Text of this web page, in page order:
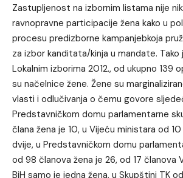
Zastupljenost na izbornim listama nije
ravnopravne participacije žena kako u
procesu predizborne kampanjebkoja
za izbor kanditata/kinja u mandate. Tako
Lokalnim izborima 2012., od ukupno 139
su načelnice žene. Žene su
vlasti i odlučivanja o čemu govore
Predstavničkom domu parlamentarne
člana žena je 10, u Vijeću ministara od
dvije, u Predstavničkom domu
od 98 članova žena je 26, od 17 članova
BiH samo je jedna žena, u Skupštini TK